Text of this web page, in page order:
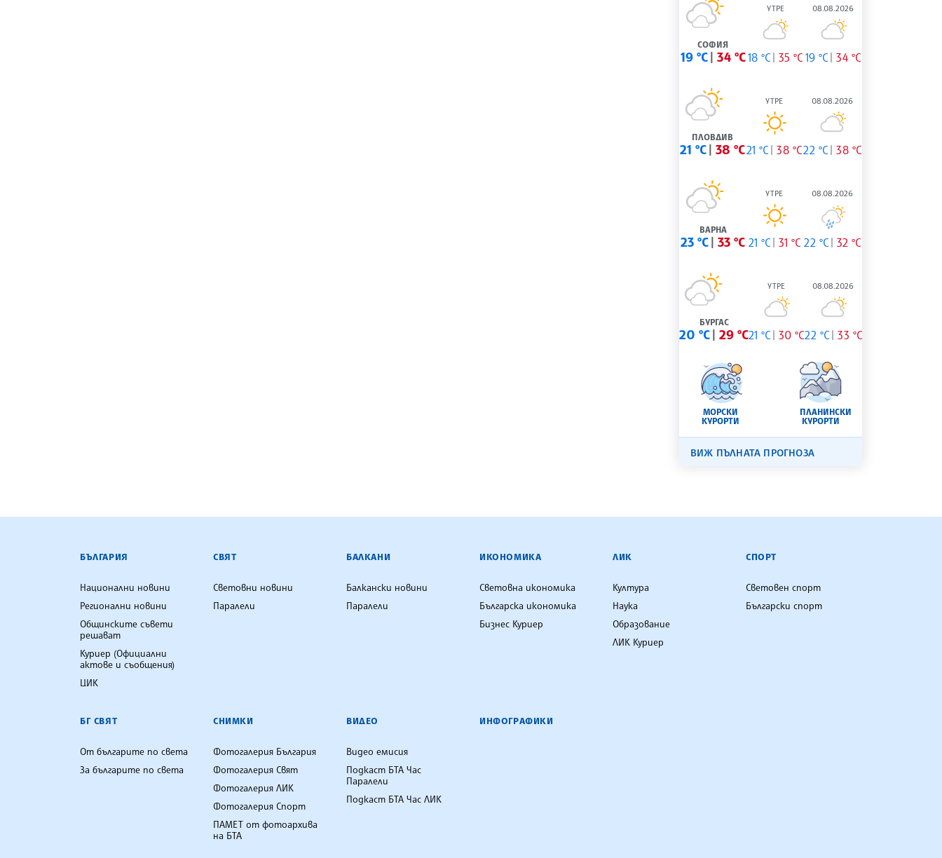
СОФИЯ
19 °C 34 °C
УТРЕ
18 °C 35 °C
08.08.2026
19 °C 34 °C
ПЛОВДИВ
21 °C 38 °C
УТРЕ
21 °C 38 °C
08.08.2026
22 °C 38 °C
ВАРНА
23 °C 33 °C
УТРЕ
21 °C 31 °C
08.08.2026
22 °C 32 °C
БУРГАС
20 °C 29 °C
УТРЕ
21 °C 30 °C
08.08.2026
22 °C 33 °C
МОРСКИ
КУРОРТИ
ПЛАНИНСКИ
КУРОРТИ
ВИЖ ПЪЛНАТА ПРОГНОЗА
БЪЛГАРСКА ТЕЛЕГРАФНА АГЕНЦИЯ
БЪЛГАРИЯ
Национални новини
Регионални новини
Общинските съвети
решават
Куриер (Официални
актове и съобщения)
ЦИК
СВЯТ
Световни новини
Паралели
БАЛКАНИ
Балкански новини
Паралели
ИКОНОМИКА
Световна икономика
Българска икономика
Бизнес Куриер
ЛИК
Култура
Наука
Образование
ЛИК Куриер
СПОРТ
Световен спорт
Български спорт
БГ СВЯТ
От българите по света
За българите по света
СНИМКИ
Фотогалерия България
Фотогалерия Свят
Фотогалерия ЛИК
Фотогалерия Спорт
ПАМЕТ от фотоархива
на БТА
ВИДЕО
Видео емисия
Подкаст БТА Час
Паралели
Подкаст БТА Час ЛИК
ИНФОГРАФИКИ